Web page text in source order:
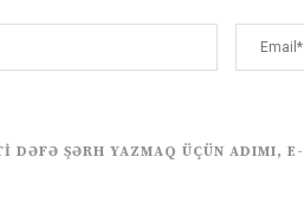
DƏFƏ ŞƏRH YAZMAQ ÜÇÜN ADIMI,